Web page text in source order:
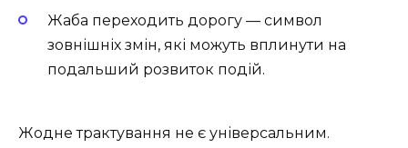
Жаба переходить дорогу — символ
зовнішніх змін, які можуть вплинути на
подальший розвиток подій.
Жодне трактування не є універсальним.